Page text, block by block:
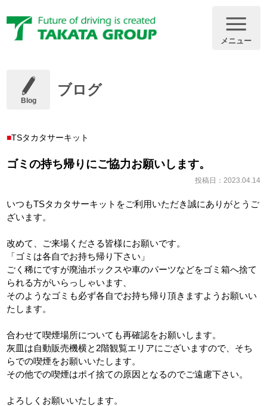
メニュー
Blog
ブログ
TSタカタサーキット
ゴミの持ち帰りにご協力お願いします。
投稿日：2023.04.14
いつもTSタカタサーキットをご利用いただき誠にありがとうご
ざいます。
改めて、ご来場くださる皆様にお願いです。
「ゴミは各自でお持ち帰り下さい」
ごく稀にですが廃油ボックスや車のパーツなどをゴミ箱へ捨て
られる方がいらっしゃいます、
そのようなゴミも必ず各自でお持ち帰り頂きますようお願いい
たします。
合わせて喫煙場所についても再確認をお願いします。
灰皿は自動販売機横と2階観覧エリアにございますので、そち
らでの喫煙をお願いいたします。
その他での喫煙はポイ捨ての原因となるのでご遠慮下さい。
よろしくお願いいたします。